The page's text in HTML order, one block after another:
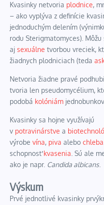
Kvasinky netvoria plodnice,
– ako vyplýva z definície
jednoduchým delením
rodu Sterigmatomyces).
aj sexuálne tvorbou vreciek,
žiadnych plodniciach (teda
Netvoria žiadne pravé
tvoria len pseudomycélium,
podobá kolóniám
Kvasinky sa hojne využívajú
v potravinárstve a
výrobe vína, piva alebo chleba
schopnosťkvasenia . Sú ale
ako je napr. Candida albicans
Výskum
Prvé jednotlivé kvasinky